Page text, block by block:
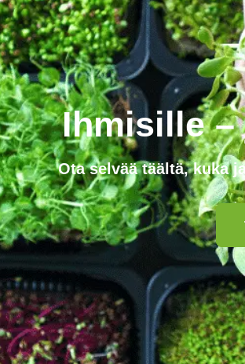
Ihmisille
Ota selvää täältä, kuka